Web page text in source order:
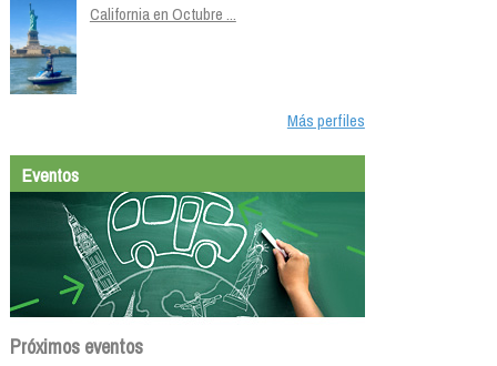
California en Octubre ...
Más perfiles
Eventos
Próximos eventos